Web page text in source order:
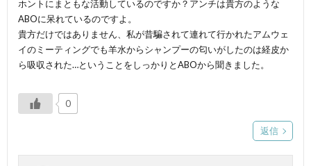
ホントにまともな活動しているのですか？アンチは貴方のような
ABOに呆れているのですよ。
貴方だけではありません、私が昔騙されて連れて行かれたアムウェ
イのミーティングでも羊水からシャンプーの匂いがしたのは経皮か
ら吸収された…ということをしっかりとABOから聞きました。
0
返信